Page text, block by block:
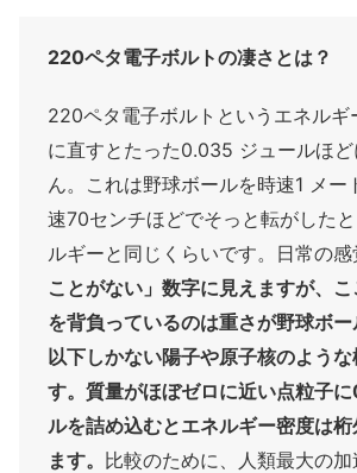
220ペタ電子ボルトの凄さとは？
220ペタ電子ボルトというエネルギ
に直すとたった0.035 ジュールほ
ん。これは野球ボールを時速1 メー
速70センチほどでそっと転がした
ルギーと同じくらいです。日常の感
ことがない」数字に見えますが、
を背負っているのは重さが野球ボー
以下しかない陽子や原子核のよう
す。質量がほぼゼロに近い点粒子
ルを詰め込むとエネルギー密度は桁
ます。 比較のために、人類最大の